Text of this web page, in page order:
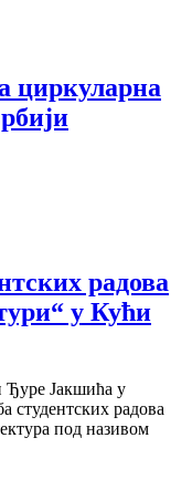
циркуларна
радова
у Кући
Ђуре Јакшића у
студентских радова
под називом